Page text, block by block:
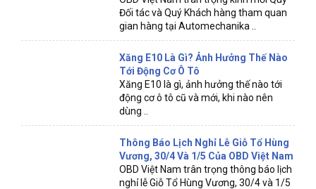
Đối tác và Quý Khách hàng tham quan
gian hàng tại Automechanika ..
Xăng E10 Là Gì? Ảnh Hưởng Thế Nào
Tới Động Cơ Ô Tô
Xăng E10 là gì, ảnh hưởng thế nào tới
động cơ ô tô cũ và mới, khi nào nên
dùng ..
Thông Báo Lịch Nghỉ Lễ Giỗ Tổ Hùng
Vương, 30/4 Và 1/5 Của OBD Việt Nam
OBD Việt Nam trân trọng thông báo lịch
nghỉ lễ Giỗ Tổ Hùng Vương, 30/4 và 1/5